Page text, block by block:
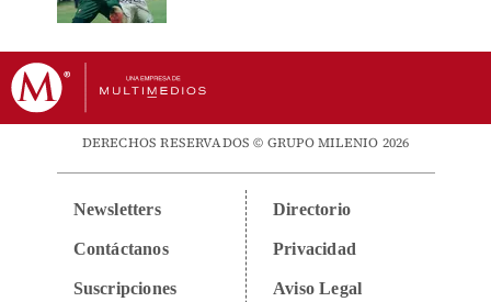
DERECHOS RESERVADOS © GRUPO MILENIO 2026
Newsletters
Contáctanos
Suscripciones
Directorio
Privacidad
Aviso Legal